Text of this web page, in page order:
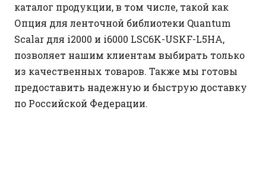
каталог продукции, в том числе, такой как
Опция для ленточной библиотеки Quantum
Scalar для i2000 и i6000 LSC6K-USKF-L5HA,
позволяет нашим клиентам выбирать только
из качественных товаров. Также мы готовы
предоставить надежную и быструю доставку
по Российской Федерации.